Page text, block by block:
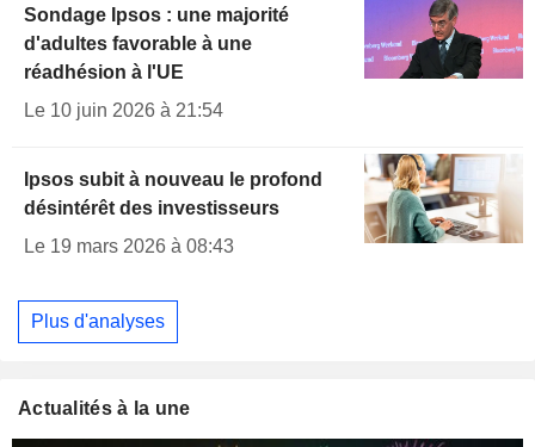
Sondage Ipsos : une majorité
d'adultes favorable à une
réadhésion à l'UE
Le 10 juin 2026 à 21:54
Ipsos subit à nouveau le profond
désintérêt des investisseurs
Le 19 mars 2026 à 08:43
Plus d'analyses
Actualités à la une